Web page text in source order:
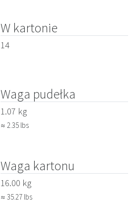
W kartonie
14
Waga pudełka
1.07 kg
≈ 2.35 lbs
Waga kartonu
16.00 kg
≈ 35.27 lbs